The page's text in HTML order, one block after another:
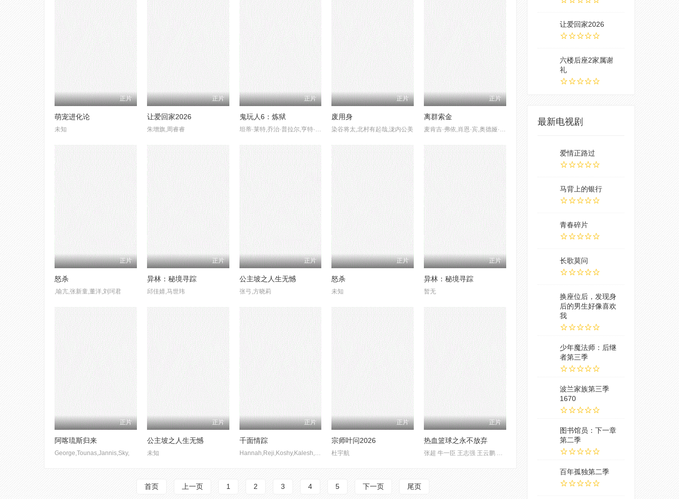
正片
萌宠进化论
未知
正片
让爱回家2026
朱增旗,周睿睿
正片
鬼玩人6：炼狱
坦蒂·莱特,乔治·普拉尔,亨特·杜汉,卢西安·布坎南,索海拉·雅各布,埃罗尔·尚德
正片
废用身
染谷将太,北村有起哉,泷内公美
正片
离群索金
麦肯吉·弗依,肖恩·宾,奥德娅·拉什
正片
怒杀
,喻亢,张新童,董洋,刘珂君
正片
异林：秘境寻踪
邱佳婧,马世玮
正片
公主坡之人生无憾
张弓,方晓莉
正片
怒杀
未知
正片
异林：秘境寻踪
暂无
正片
阿喀琉斯归来
George,Tounas,Jannis,Sky,
正片
公主坡之人生无憾
未知
正片
千面情踪
正片
宗师叶问2026
杜宇航
正片
热血篮球之永不放弃
首页 上一页 1 2 3 4 5 下一页 尾页
让爱回家2026
六楼后座2家属谢
礼
最新电视剧
爱情正路过
马背上的银行
青春碎片
长歌莫问
换座位后，发现身
后的男生好像喜欢
我
少年魔法师：后继
者第三季
波兰家族第三季
1670
图书馆员：下一章
第二季
百年孤独第二季